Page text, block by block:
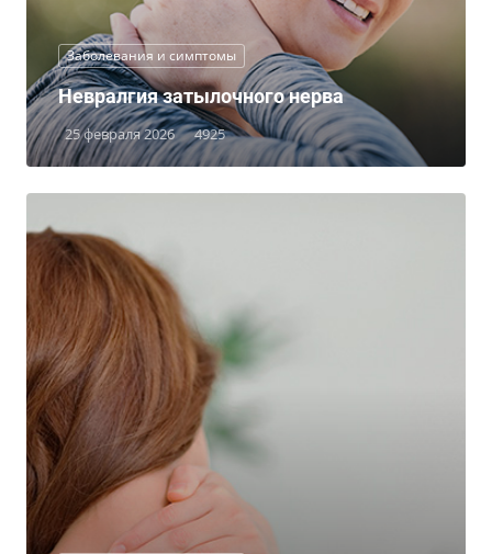
Заболевания и симптомы
25 февраля 2026 4925
Невралгия затылочного нерва